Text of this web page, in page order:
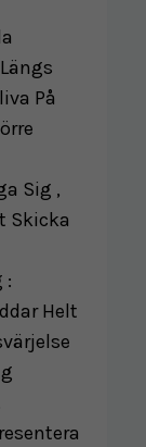
På
Sig ,
Skicka
:
Helt